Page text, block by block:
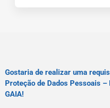
Gostaria de realizar uma
Proteção de Dados Pessoais
GAIA!